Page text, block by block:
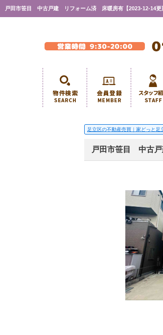
戸田市笹目 中古戸建 リフォーム済 床暖房有【2023-12-14更
足立区の不動産売買｜家どっと足
戸田市笹目 中古